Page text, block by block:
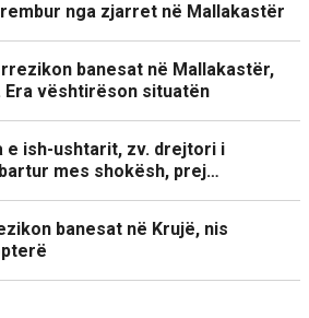
nga zjarret në Mallakastër
banesat në Mallakastër,
vështirëson situatën
e ish-ushtarit, zv. drejtori i
mes shokësh, prej…
banesat në Krujë, nis